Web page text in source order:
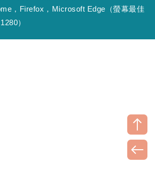
，Firefox，Microsoft Edge（螢幕最佳
）